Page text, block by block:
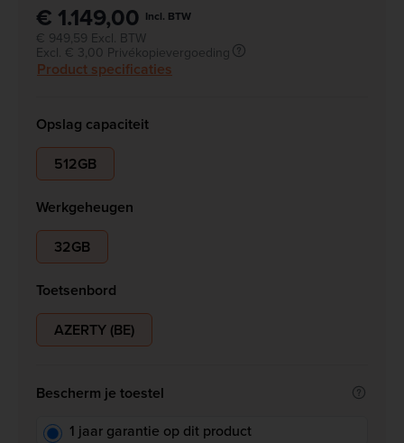
€ 1.149,00 Incl. BTW
€ 949,59 Excl. BTW
Excl. € 3,00 Privékopievergoeding
Product specificaties
Opslag capaciteit
512GB
Werkgeheugen
32GB
Toetsenbord
AZERTY (BE)
Bescherm je toestel
1 jaar garantie op dit product